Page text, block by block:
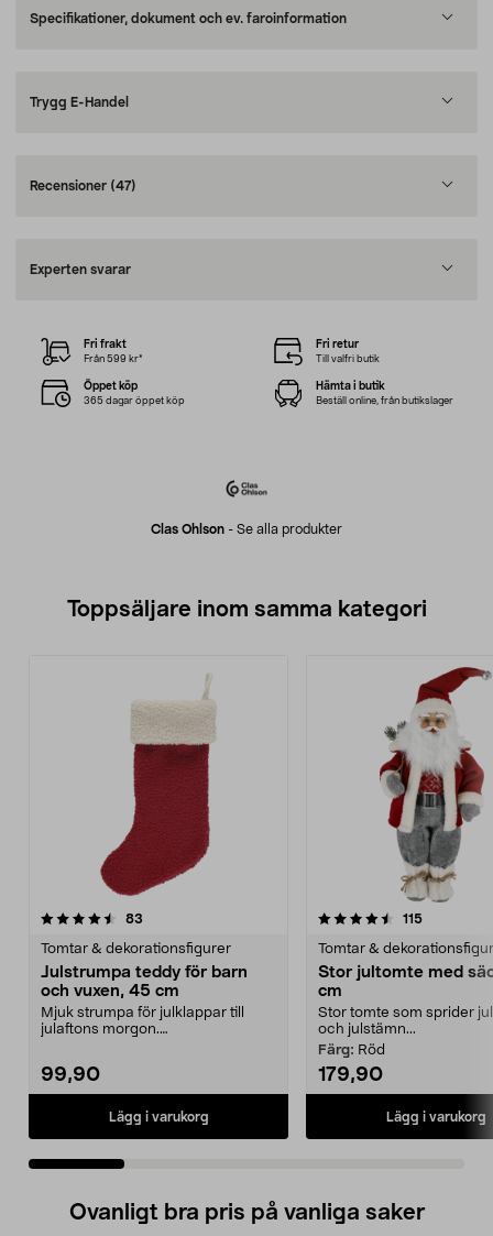
Specifikationer, dokument och ev. faroinformation
Trygg E-Handel
Recensioner (47)
Experten svarar
Clas Ohlson - Se alla produkter
Fri frakt
Från 599 kr*
Fri retur
Till valfri butik
Öppet köp
365 dagar öppet köp
Hämta i butik
Beställ online, från butikslager
Toppsäljare inom samma kategori
83
Tomtar & dekorationsfigurer
Julstrumpa teddy för barn
och vuxen, 45 cm
Mjuk strumpa för julklappar till
julaftons morgon.
99,90
Lägg i varukorg
4.5 av 5 stjärnor 115
Tomtar &
Stor jultomte med
cm
Stor tomte som sprider
och julstämn...
Färg: Röd
179,90
Lägg i varukorg
4.5 av 5 stjärnor
Ovanligt bra pris på vanliga saker